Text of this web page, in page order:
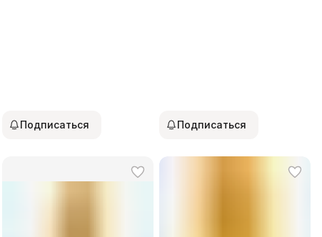
Подписаться Подписаться